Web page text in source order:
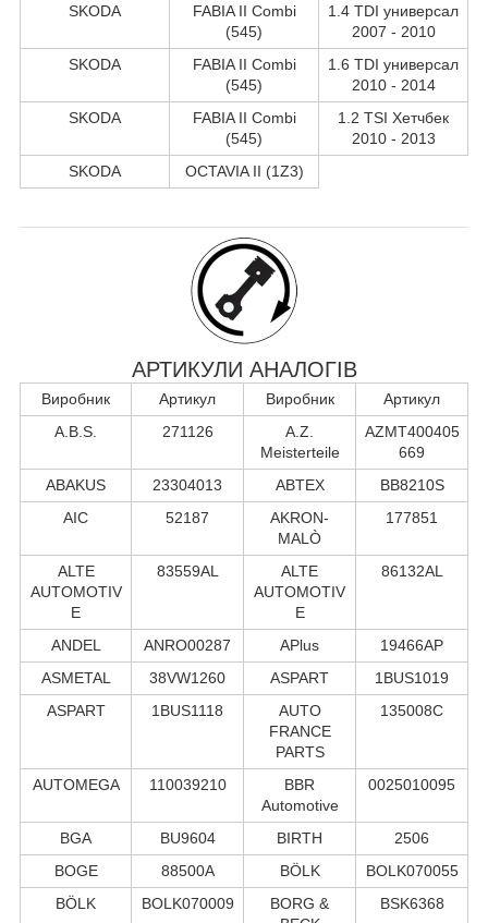
SKODA
FABIA II Combi
(545)
1.4 TDI универсал
2007 - 2010
SKODA
FABIA II Combi
(545)
1.6 TDI универсал
2010 - 2014
SKODA
FABIA II Combi
(545)
1.2 TSI Хетчбек
2010 - 2013
SKODA
OCTAVIA II (1Z3)
АРТИКУЛИ АНАЛОГІВ
Виробник Артикул Виробник
Артикул
A.B.S.
271126
A.Z.
Meisterteile
AZMT400405
669
ABAKUS
23304013 ABTEX
BB8210S
AIC
52187
AKRON-
MALÒ
177851
ALTE
AUTOMOTIV
E
83559AL
ALTE
AUTOMOTIV
E
86132AL
ANDEL ANRO00287 APlus
19466AP
ASMETAL
38VW1260 ASPART
1BUS1019
ASPART
1BUS1118
AUTO
FRANCE
PARTS
135008C
AUTOMEGA 110039210
BBR
Automotive
0025010095
BGA BU9604 BIRTH
2506
BOGE
88500A BÖLK
BOLK070055
BÖLK
BOLK070009
BORG &
BSK6368